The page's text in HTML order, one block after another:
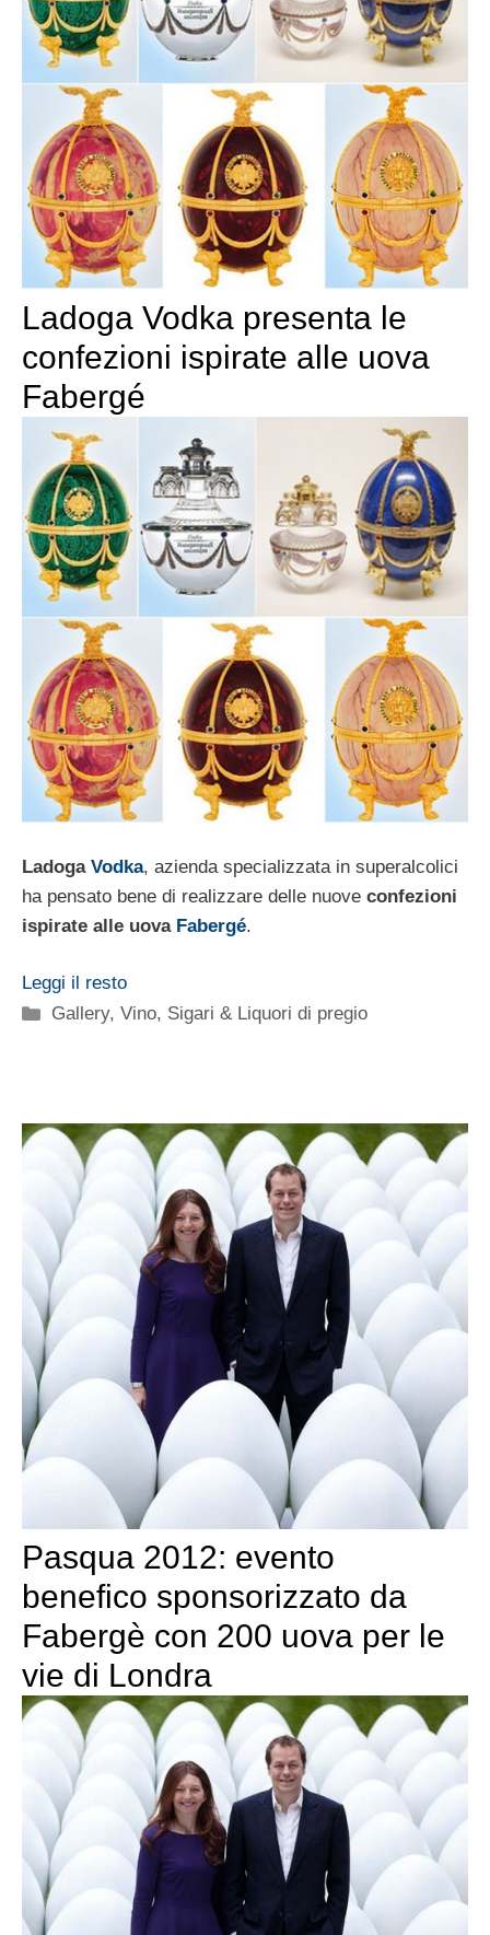
Ladoga Vodka presenta le
confezioni ispirate alle uova
Fabergé
Ladoga Vodka, azienda specializzata in superalcolici
ha pensato bene di realizzare delle nuove confezioni
ispirate alle uova Fabergé.
Leggi il resto
Categorie
Gallery,Vino, Sigari & Liquori di pregio
Pasqua 2012: evento
benefico sponsorizzato da
Fabergè con 200 uova per le
vie di Londra